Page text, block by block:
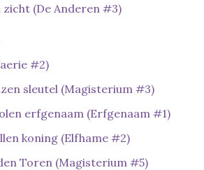
zicht (De Anderen #3)
#2)
sleutel (Magisterium #3)
erfgenaam (Erfgenaam #1)
koning (Elfhame #2)
Toren (Magisterium #5)